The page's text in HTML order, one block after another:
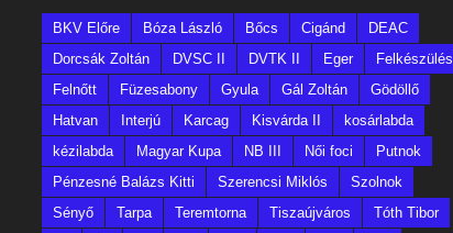
BKV Előre Bóza László Bőcs Cigánd
DEAC
Dorcsák Zoltán
DVSC II DVTK II Eger
Felkészülés
Felnőtt
Füzesabony Gyula Gál Zoltán
Gödöllő
Hatvan
Interjú Karcag Kisvárda II
kosárlabda
kézilabda
Magyar Kupa NB III Női foci
Putnok
Pénzesné Balázs Kitti
Szerencsi Miklós
Szolnok
Sényő
Tarpa Teremtorna Tiszaújváros Tóth Tibor